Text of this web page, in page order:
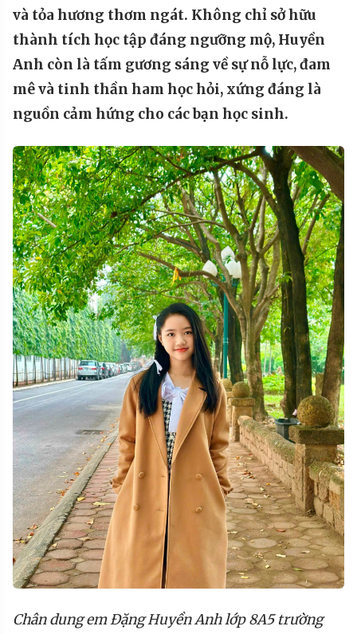
và tỏa hương thơm ngát. Không chỉ sở hữu
thành tích học tập đáng ngưỡng mộ, Huyền
Anh còn là tấm gương sáng về sự nỗ lực, đam
mê và tinh thần ham học hỏi, xứng đáng là
nguồn cảm hứng cho các bạn học sinh.
Chân dung em Đặng Huyền Anh lớp 8A5 trường